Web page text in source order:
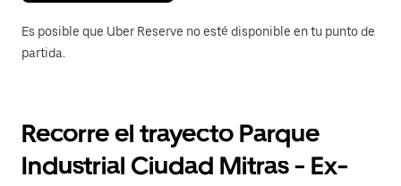
Es posible que Uber Reserve no esté disponible en tu punto de
partida.
Recorre el trayecto Parque
Industrial Ciudad Mitras - Ex-